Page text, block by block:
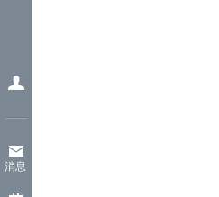
消息